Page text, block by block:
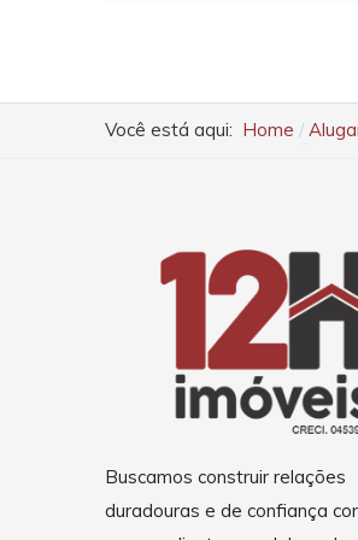
Você está aqui: Home
Buscamos construir relações
duradouras e de confiança